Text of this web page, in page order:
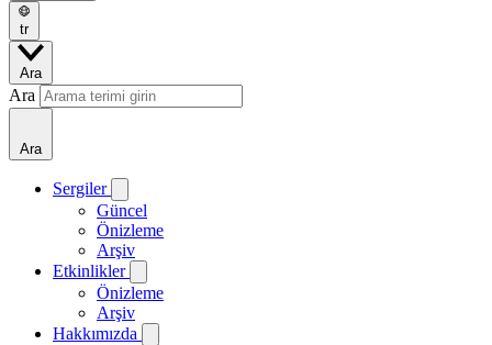
tr
Ara
Ara
Ara
Sergiler
Güncel
Önizleme
Arşiv
Etkinlikler
Önizleme
Arşiv
Hakkımızda